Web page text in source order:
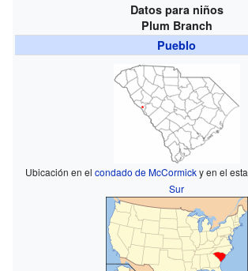
Datos para niños
Plum Branch
Pueblo
Ubicación en elcondado de McCormicky en el
Sur